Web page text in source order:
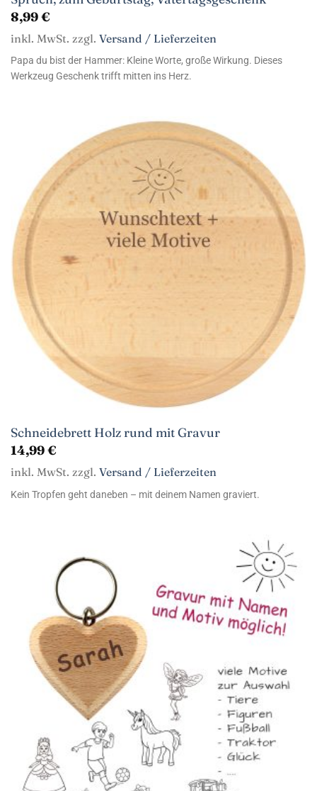
8,99€
inkl. MwSt. zzgl. Versand / Lieferzeiten
Papa du bist der Hammer: Kleine Worte, große Wirkung. Dieses
Werkzeug Geschenk trifft mitten ins Herz.
Schneidebrett Holz rund mit Gravur
14,99€
inkl. MwSt. zzgl. Versand / Lieferzeiten
Kein Tropfen geht daneben – mit deinem Namen graviert.